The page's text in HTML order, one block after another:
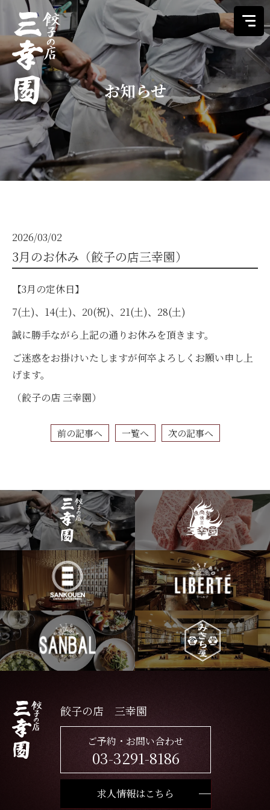
メニュー 店内紹介 店舗情報 オンラインストア
お知らせ
2026/03/02
3月のお休み（餃子の店三幸園）
【3月の定休日】
7(土)、14(土)、20(祝)、21(土)、28(土)
誠に勝手ながら上記の通りお休みを頂きます。
ご迷惑をお掛けいたしますが何卒よろしくお願い申し上
げます。
（餃子の店 三幸園）
前の記事へ 一覧へ 次の記事へ
餃子の店 三幸園
ご予約・お問い合わせ
03-3291-8186
求人情報はこちら